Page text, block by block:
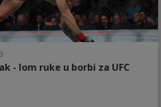
- lom ruke u borbi za UFC